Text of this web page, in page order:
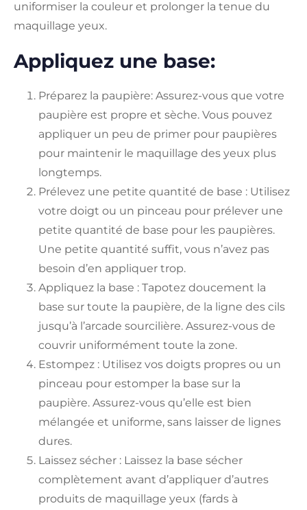
uniformiser la couleur et prolonger la tenue du
maquillage yeux.
Appliquez une base:
Préparez la paupière: Assurez-vous que votre
paupière est propre et sèche. Vous pouvez
appliquer un peu de primer pour paupières
pour maintenir le maquillage des yeux plus
longtemps.
Prélevez une petite quantité de base : Utilisez
votre doigt ou un pinceau pour prélever une
petite quantité de base pour les paupières.
Une petite quantité suffit, vous n’avez pas
besoin d’en appliquer trop.
Appliquez la base : Tapotez doucement la
base sur toute la paupière, de la ligne des cils
jusqu’à l’arcade sourcilière. Assurez-vous de
couvrir uniformément toute la zone.
Estompez : Utilisez vos doigts propres ou un
pinceau pour estomper la base sur la
paupière. Assurez-vous qu’elle est bien
mélangée et uniforme, sans laisser de lignes
dures.
Laissez sécher : Laissez la base sécher
complètement avant d’appliquer d’autres
produits de maquillage yeux (fards à